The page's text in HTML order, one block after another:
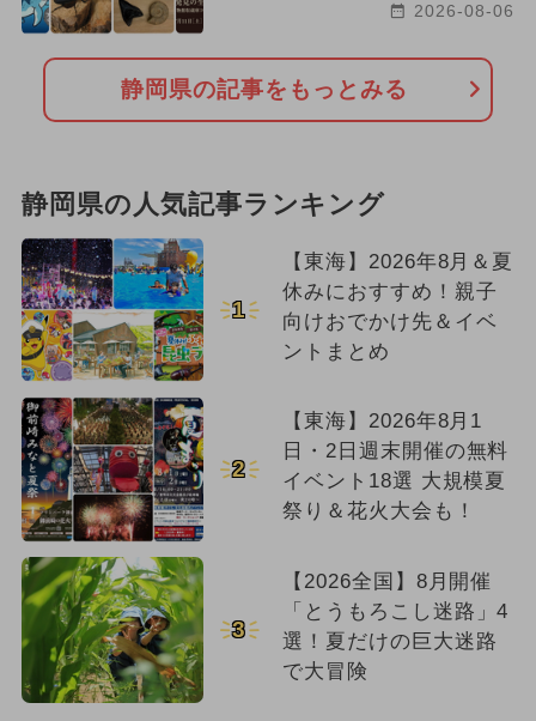
2026-08-06
静岡県の記事をもっとみる
静岡県の人気記事ランキング
1
【東海】2026年8月＆夏
休みにおすすめ！親子
向けおでかけ先＆イベ
ントまとめ
2
【東海】2026年8月1
日・2日週末開催の無料
イベント18選 大規模夏
祭り＆花火大会も！
3
【2026全国】8月開催
「とうもろこし迷路」4
選！夏だけの巨大迷路
で大冒険